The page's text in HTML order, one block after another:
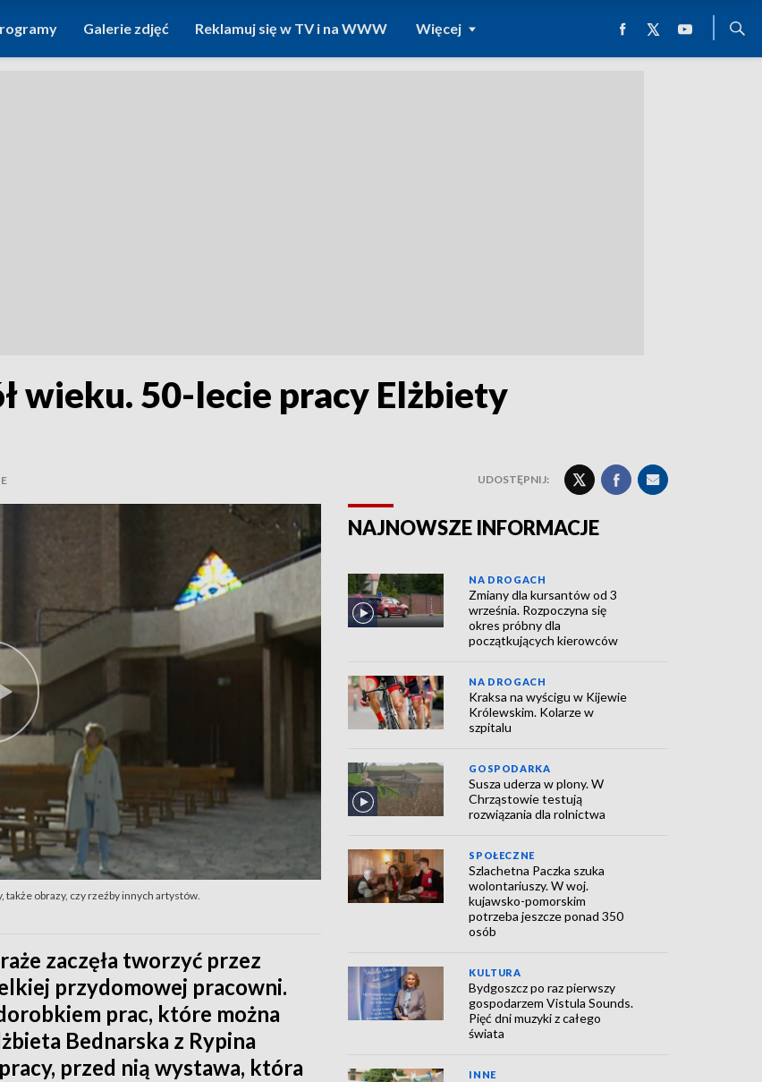
Galerie zdjęć Reklamuj się w TV i na WWW Więcej
wieku. 50-lecie pracy Elżbiety
UDOSTĘPNIJ:
także obrazy, czy rzeźby innych artystów.
zaczęła tworzyć przez
przydomowej pracowni.
prac, które można
Bednarska z Rypina
przed nią wystawa, która
NAJNOWSZE INFORMACJE
NA DROGACH
Zmiany dla kursantów od 3
września. Rozpoczyna się
okres próbny dla
początkujących kierowców
NA DROGACH
Kraksa na wyścigu w Kijewie
Królewskim. Kolarze w
szpitalu
GOSPODARKA
Susza uderza w plony. W
Chrząstowie testują
rozwiązania dla rolnictwa
SPOŁECZNE
Szlachetna Paczka szuka
wolontariuszy. W woj.
kujawsko-pomorskim
potrzeba jeszcze ponad 350
osób
KULTURA
Bydgoszcz po raz pierwszy
gospodarzem Vistula Sounds.
Pięć dni muzyki z całego
świata
INNE